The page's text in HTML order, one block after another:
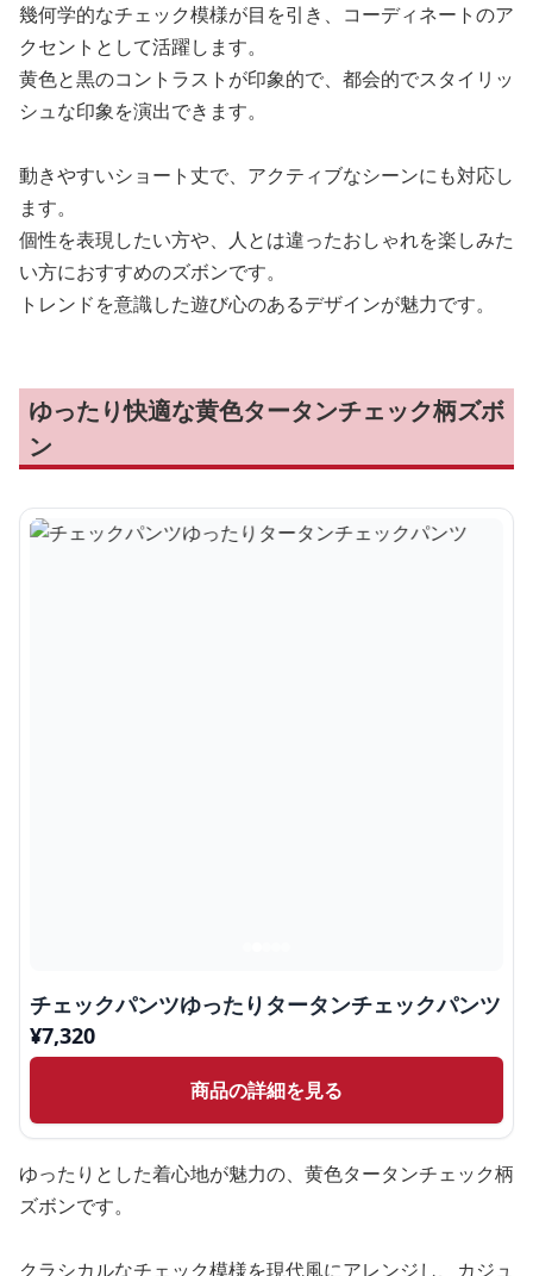
幾何学的なチェック模様が目を引き、コーディネートのア
クセントとして活躍します。
黄色と黒のコントラストが印象的で、都会的でスタイリッ
シュな印象を演出できます。
動きやすいショート丈で、アクティブなシーンにも対応し
ます。
個性を表現したい方や、人とは違ったおしゃれを楽しみた
い方におすすめのズボンです。
トレンドを意識した遊び心のあるデザインが魅力です。
ゆったり快適な黄色タータンチェック柄ズボ
ン
チェックパンツゆったりタータンチェックパンツ
¥7,320
商品の詳細を見る
ゆったりとした着心地が魅力の、黄色タータンチェック柄
ズボンです。
クラシカルなチェック模様を現代風にアレンジし、カジュ